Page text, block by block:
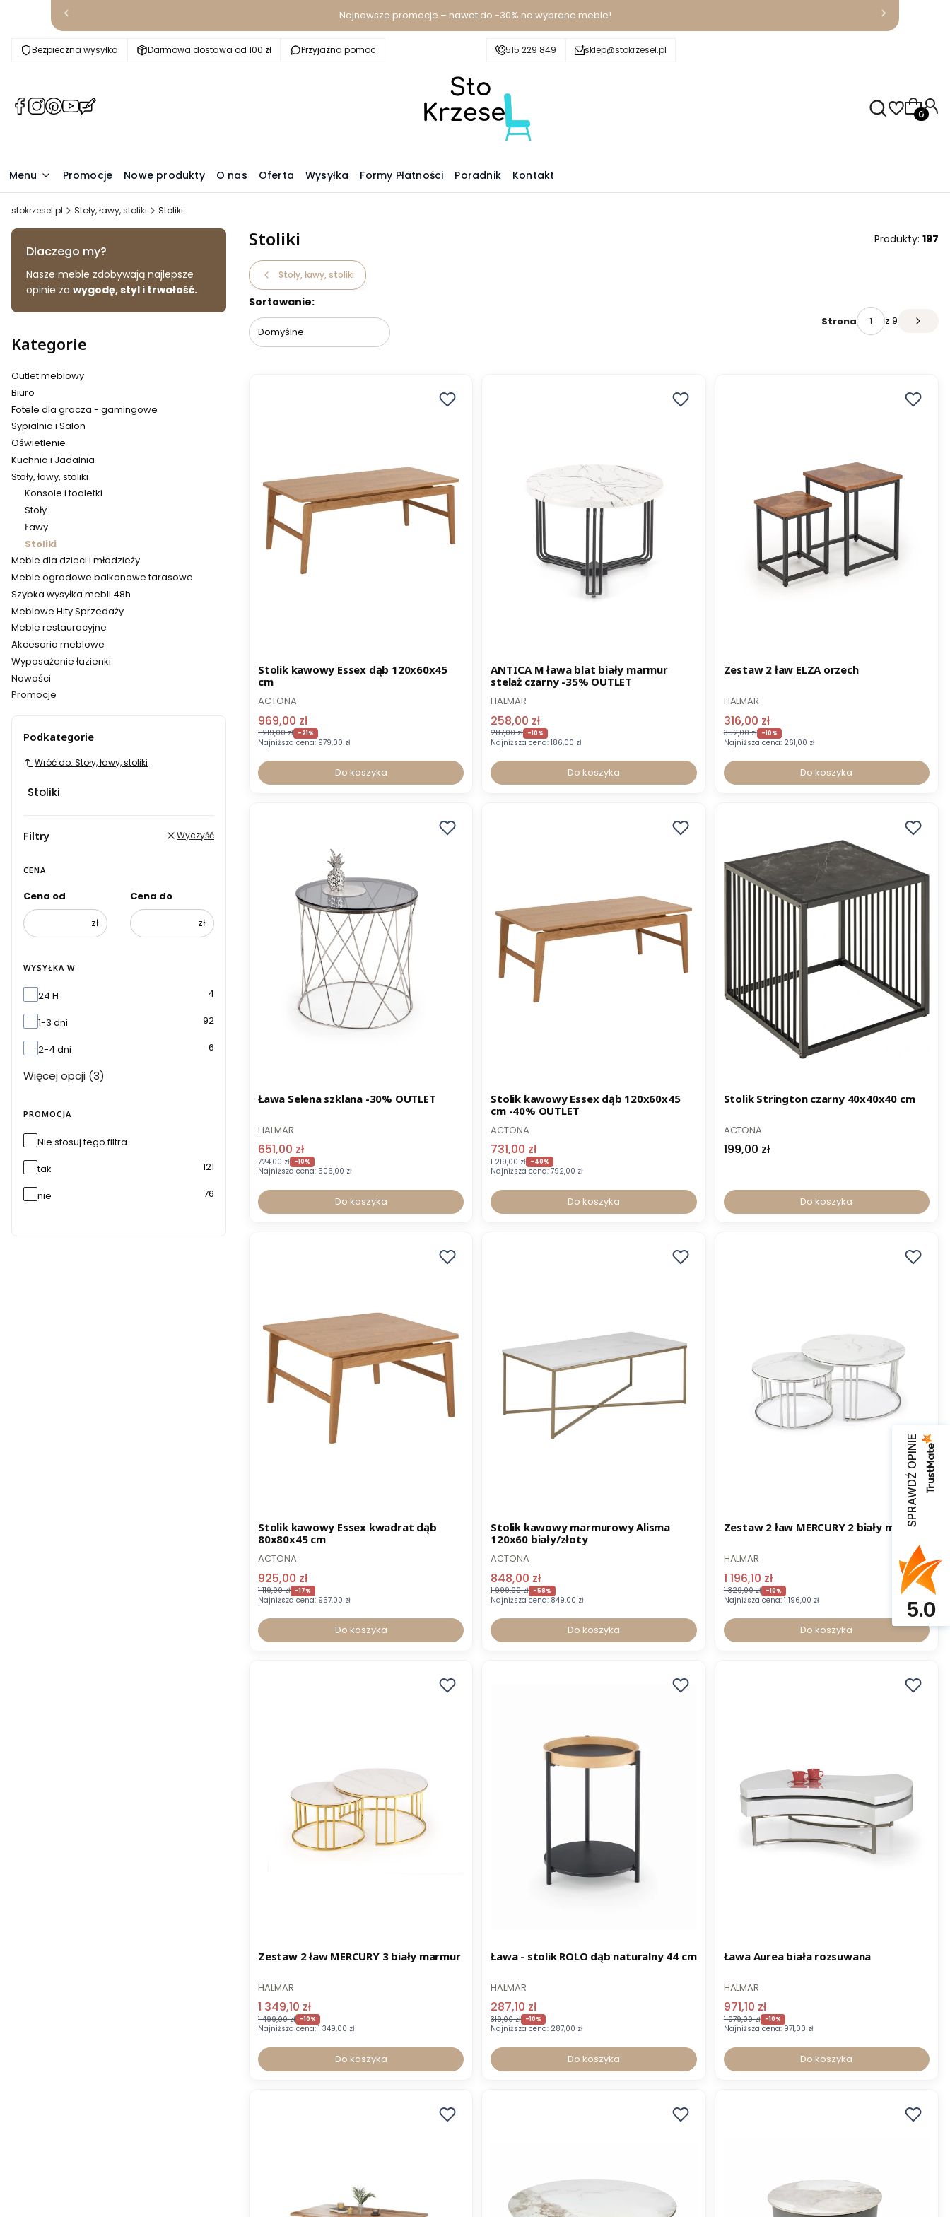
Najnowsze promocje – nawet do -30% na wybrane meble!
Bezpieczna wysyłka Darmowa dostawa od 100 zł Przyjazna pomoc 515 229 849 sklep@stokrzesel.pl
(Otwiera
karcie)
(Otwiera
karcie)
(Otwiera
karcie)
(Otwiera
karcie)
(Otwiera
karcie)
Menu Promocje Nowe produkty O nas Oferta Wysyłka Formy Płatności Poradnik Kontakt
stokrzesel.pl Stoły, ławy, stoliki Stoliki
Dlaczego my?
Nasze meble zdobywają najlepsze
opinie za wygodę, styl i trwałość.
Kategorie
Outlet meblowy
Biuro
Fotele dla gracza - gamingowe
Sypialnia i Salon
Oświetlenie
Kuchnia i Jadalnia
Stoły, ławy, stoliki
Konsole i toaletki
Stoły
Ławy
Stoliki
Meble dla dzieci i młodzieży
Meble ogrodowe balkonowe tarasowe
Szybka wysyłka mebli 48h
Meblowe Hity Sprzedaży
Meble restauracyjne
Akcesoria meblowe
Wyposażenie łazienki
Nowości
Promocje
Podkategorie
Wróć do: Stoły, ławy, stoliki
Stoliki
Filtry Wyczyść
CENA
Cena od
zł
Cena do
zł
WYSYŁKA W
Wysyłka w
24 H 4
1-3 dni 92
2-4 dni 6
Więcej opcji (3)
PROMOCJA
Nie stosuj tego filtra
tak
121
nie 76
Stoliki Produkty: 197
Stoły, ławy, stoliki
Sortowanie:
Domyślne
Strona z 9
Promocja Wysyłka 24h
Stolik kawowy Essex dąb 120x60x45
cm
ACTONA
969,00 zł
1 219,00 zł -21%
Najniższa cena: 979,00 zł
Do koszyka
Promocja Wysyłka 24h
ANTICA M ława blat biały marmur
stelaż czarny -35% OUTLET
HALMAR
258,00 zł
287,00 zł -10%
Najniższa cena: 186,00 zł
Do koszyka
Promocja -8% z kodem STOLIKI
Zestaw 2 ław ELZA orzech
HALMAR
316,00 zł
352,00 zł -10%
Najniższa cena: 261,00 zł
Do koszyka
Promocja Wysyłka 24h
Ława Selena szklana -30% OUTLET
HALMAR
651,00 zł
724,00 zł -10%
Najniższa cena: 506,00 zł
Do koszyka
Promocja Wysyłka 24h
Stolik kawowy Essex dąb 120x60x45
cm -40% OUTLET
ACTONA
731,00 zł
1 219,00 zł -40%
Najniższa cena: 792,00 zł
Do koszyka
Stolik Strington czarny 40x40x40 cm
ACTONA
199,00 zł
Do koszyka
Promocja
Stolik kawowy Essex kwadrat dąb
80x80x45 cm
ACTONA
925,00 zł
1 119,00 zł -17%
Najniższa cena: 957,00 zł
Do koszyka
Promocja
Stolik kawowy marmurowy Alisma
120x60 biały/złoty
ACTONA
848,00 zł
1 999,00 zł -58%
Najniższa cena: 849,00 zł
Do koszyka
Promocja -8% z kodem STOLIKI
Zestaw 2 ław MERCURY 2 biały marmur
HALMAR
1 196,10 zł
1 329,00 zł -10%
Najniższa cena: 1 196,00 zł
Do koszyka
Promocja -8% z kodem STOLIKI
Zestaw 2 ław MERCURY 3 biały marmur
HALMAR
1 349,10 zł
1 499,00 zł -10%
Najniższa cena: 1 349,00 zł
Do koszyka
Promocja
Ława - stolik ROLO dąb naturalny 44 cm
HALMAR
287,10 zł
319,00 zł -10%
Najniższa cena: 287,00 zł
Do koszyka
Promocja -8% z kodem STOLIKI
Ława Aurea biała rozsuwana
HALMAR
971,10 zł
1 079,00 zł -10%
Najniższa cena: 971,00 zł
Do koszyka
SPRAWDŹ OPINIE
5.0